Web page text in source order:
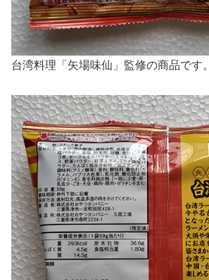
台湾料理「矢場味仙」監修の商品です。